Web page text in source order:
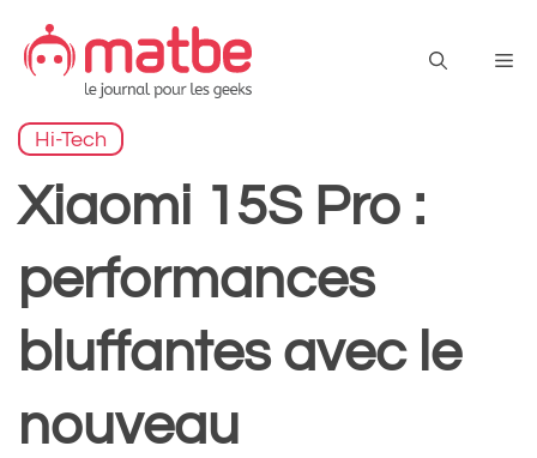
contenu
Hi-Tech
Xiaomi 15S Pro :
performances
bluffantes avec le
nouveau